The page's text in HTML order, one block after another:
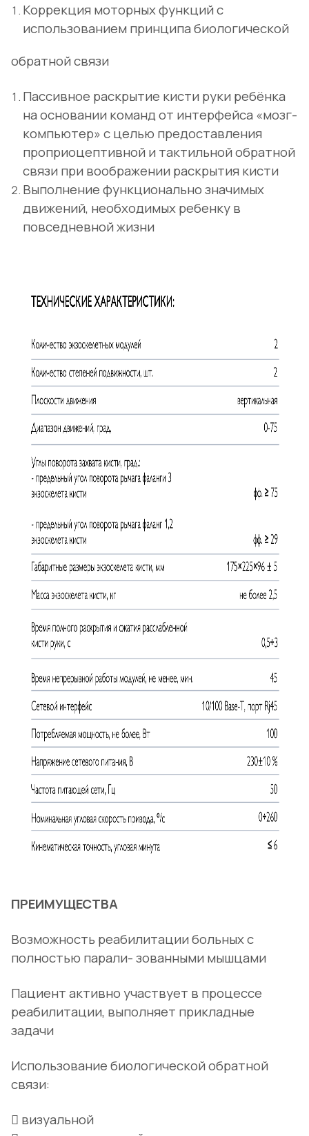
Коррекция моторных функций с
использованием принципа биологической
обратной связи
Пассивное раскрытие кисти руки ребёнка
на основании команд от интерфейса «мозг-
компьютер» с целью предоставления
проприоцептивной и тактильной обратной
связи при воображении раскрытия кисти
Выполнение функционально значимых
движений, необходимых ребенку в
повседневной жизни
ПРЕИМУЩЕСТВА
Возможность реабилитации больных с
полностью парали- зованными мышцами
Пациент активно участвует в процессе
реабилитации, выполняет прикладные
задачи
Использование биологической обратной
связи:
 визуальной